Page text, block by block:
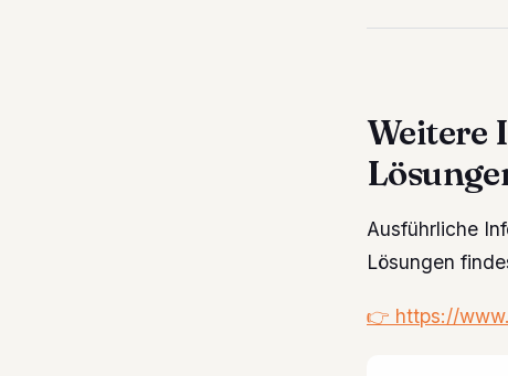
Weitere
Ausführliche
Lösungen
👉 https://